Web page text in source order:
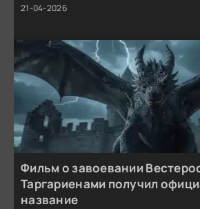
21-04-2026
Фильм о завоевании
Таргариенами получил
название